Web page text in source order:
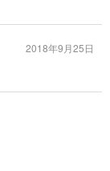
2018年9月25日